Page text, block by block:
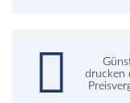
drucken